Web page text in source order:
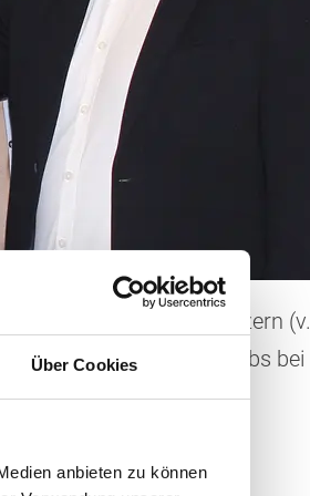
Über Cookies
anbieten zu können
im SWEG-Konzern (v.
(Leiter des Busbetriebs bei
Stabsbereichs